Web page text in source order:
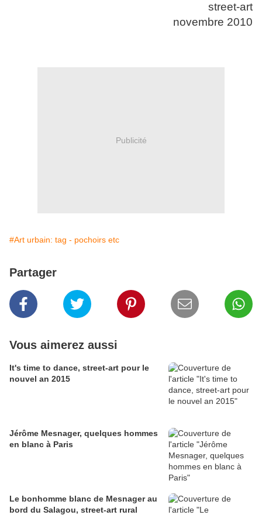
street-art
novembre 2010
Publicité
#Art urbain: tag - pochoirs etc
Partager
Vous aimerez aussi
It's time to dance, street-art pour le
nouvel an 2015
Jérôme Mesnager, quelques hommes
en blanc à Paris
Le bonhomme blanc de Mesnager au
bord du Salagou, street-art rural